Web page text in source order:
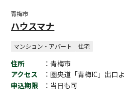
青梅市
ハウスマナ
マンション・アパート 住宅
住所
：青梅市
アクセス
：圏央道「青梅IC」出口
申込期限
：当日も可